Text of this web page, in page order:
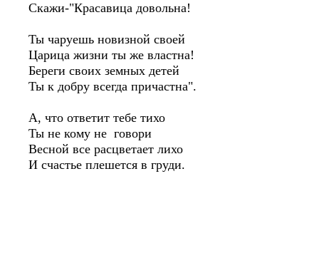
Скажи-"Красавица довольна!
Ты чаруешь новизной своей
Царица жизни ты же властна!
Береги своих земных детей
Ты к добру всегда причастна".
А, что ответит тебе тихо
Ты не кому не говори
Весной все расцветает лихо
И счастье плешется в груди.